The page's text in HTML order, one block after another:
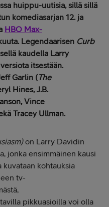
huippu-uutisia, sillä sillä
komediasarjan 12. ja
HBO Max-
Legendaarisen Curb
kaudella Larry
itsestään.
Garlin (The
Hines, J.B.
Vince
Tracey Ullman.
on Larry Davidin
jonka ensimmäinen kausi
kuvataan kohtauksia
tv-
pikkuasioilla voi olla